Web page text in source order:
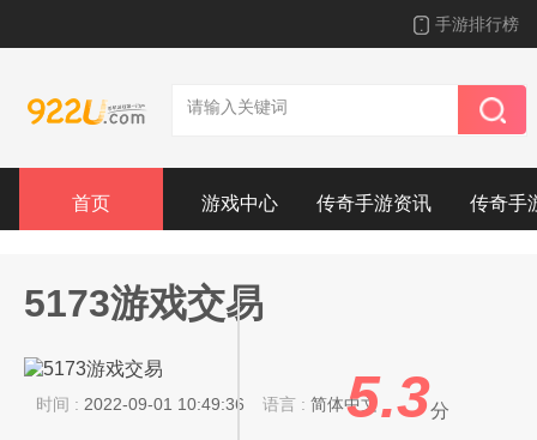
手游排行榜
首页 游戏中心 传奇手游资讯 传奇手
5173游戏交易
时间 : 2022-09-01 10:49:36 语言 :简体中文5.3分